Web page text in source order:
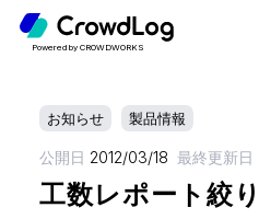
Powered by CROWDWORKS
お知らせ 製品情報
公開日 2012/03/18 最終更新日
工数レポート絞